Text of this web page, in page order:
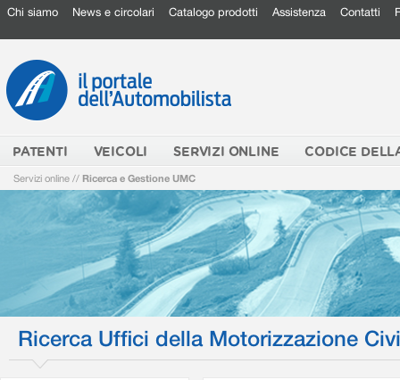
Chi siamo News e circolari Catalogo prodotti Assistenza Contatti
PATENTI VEICOLI SERVIZI ONLINE CODICE
Servizi online // Ricerca e Gestione UMC
Ricerca Uffici della Motorizzazione